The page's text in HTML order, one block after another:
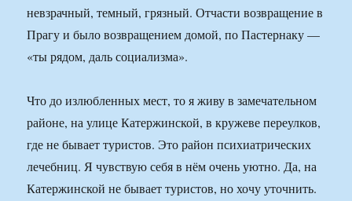
невзрачный, темный, грязный. Отчасти возвращение в
Прагу и было возвращением домой, по Пастернаку —
«ты рядом, даль социализма».
Что до излюбленных мест, то я живу в замечательном
районе, на улице Катержинской, в кружеве переулков,
где не бывает туристов. Это район психиатрических
лечебниц. Я чувствую себя в нём очень уютно. Да, на
Катержинской не бывает туристов, но хочу уточнить.